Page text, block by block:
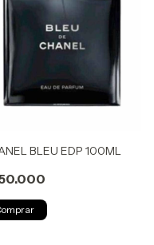
BLEU EDP 100ML